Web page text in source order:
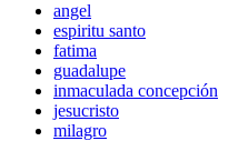
angel
espiritu santo
fatima
guadalupe
inmaculada concepción
jesucristo
milagro